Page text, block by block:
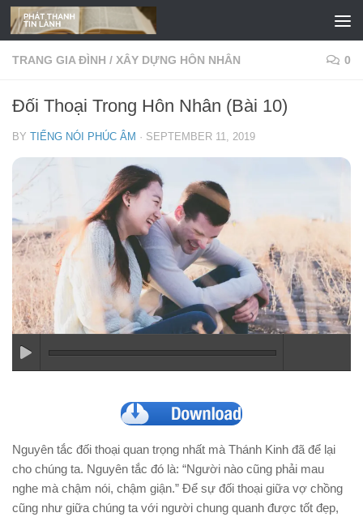
Skip to content
TRANG GIA ĐÌNH / XÂY DỰNG HÔN NHÂN 0
Đối Thoại Trong Hôn Nhân (Bài 10)
BY TIẾNG NÓI PHÚC ÂM · SEPTEMBER 11, 2019
Nguyên tắc đối thoại quan trọng nhất mà Thánh Kinh đã để lại
cho chúng ta. Nguyên tắc đó là: “Người nào cũng phải mau
nghe mà chậm nói, chậm giận.” Để sự đối thoại giữa vợ chồng
cũng như giữa chúng ta với người chung quanh được tốt đẹp,